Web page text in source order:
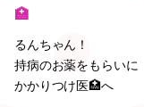
🏥
るんちゃん！
持病のお薬をもらいに
かかりつけ医🏥へ